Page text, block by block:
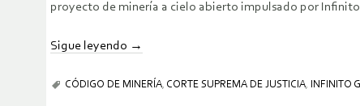
proyecto de minería a cielo abierto impulsado por
Sigue leyendo →
CÓDIGO DE MINERÍA, CORTE SUPREMA DE JUSTICIA, INFINITO